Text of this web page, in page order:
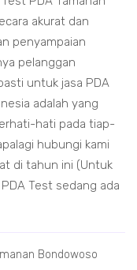
akurat dan
penyampaian
pelanggan
untuk jasa PDA
adalah yang
hati pada tiap-
hubungi kami
di tahun ini (Untuk
Test sedang ada
Bondowoso